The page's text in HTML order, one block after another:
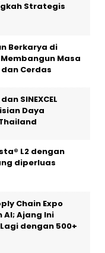
Strategis
Berkarya di
Masa
Cerdas
SINEXCEL
Daya
L2 dengan
diperluas
Chain Expo
AI; Ajang Ini
dengan 500+